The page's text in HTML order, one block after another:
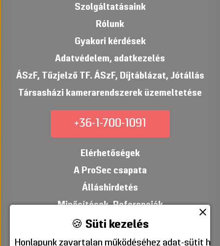
Szolgáltatásaink
Rólunk
Gyakori kérdések
Adatvédelem, adatkezelés
ÁSzF, Tűzjelző TF. ÁSzF, Díjtáblázat, Jótállás
Társasházi kamerarendszerek üzemeltetése
+36-1-700-1091
Elérhetőségek
A ProSec csapata
Álláshirdetés
Minősítések,Referenciák
🍪 Süti kezelés
Honlapunk zavartalan működéséhez adat-sütit
close